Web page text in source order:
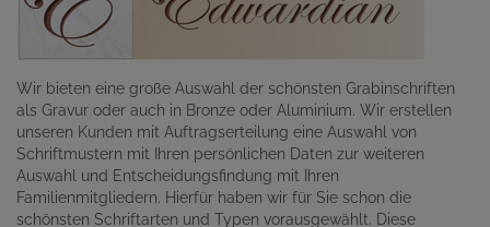
Wir bieten eine große Auswahl der schönsten Grabinschriften
als Gravur oder auch in Bronze oder Aluminium. Wir erstellen
unseren Kunden mit Auftragserteilung eine Auswahl von
Schriftmustern mit Ihren persönlichen Daten zur weiteren
Auswahl und Entscheidungsfindung mit Ihren
Familienmitgliedern. Hierfür haben wir für Sie schon die
schönsten Schriftarten und Typen vorausgewählt. Diese